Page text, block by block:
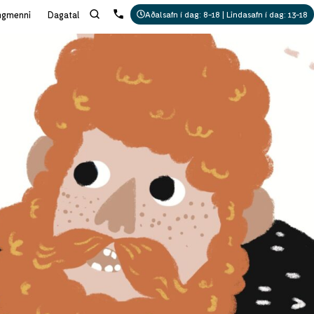
Dagatal Aðalsafn í dag: 8-18 | Lindasafn í dag: 13-18